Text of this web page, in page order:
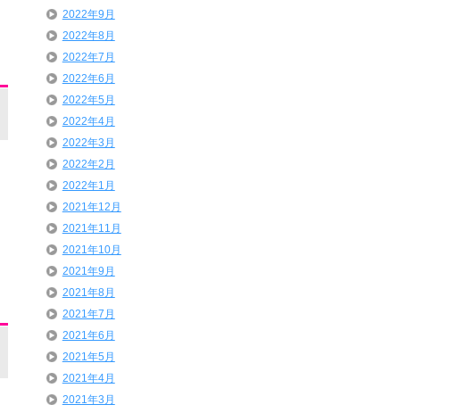
2022年9月
2022年8月
2022年7月
2022年6月
2022年5月
2022年4月
2022年3月
2022年2月
2022年1月
2021年12月
2021年11月
2021年10月
2021年9月
2021年8月
2021年7月
2021年6月
2021年5月
2021年4月
2021年3月